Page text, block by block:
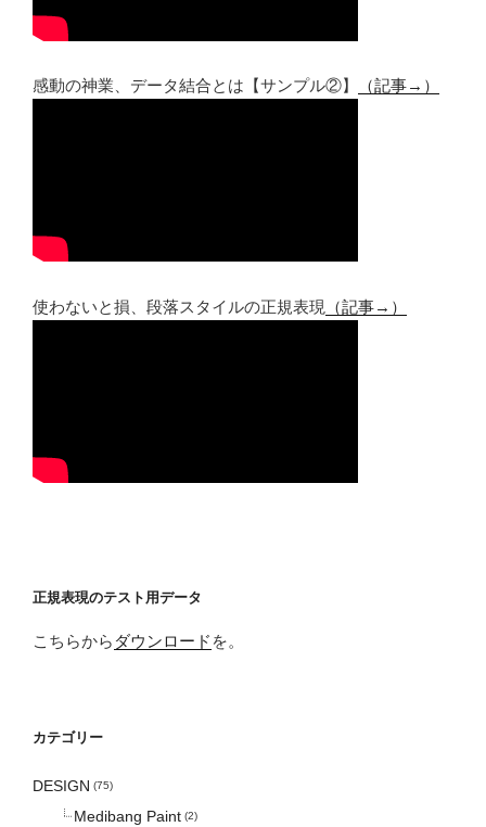
感動の神業、データ結合とは【サンプル②】 （記事→）
使わないと損、段落スタイルの正規表現 （記事→）
正規表現のテスト用データ
こちらから ダウンロード を。
カテゴリー
DESIGN (75)
Medibang Paint (2)